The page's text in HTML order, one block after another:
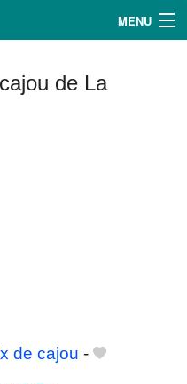
MENU
de La
de cajou -